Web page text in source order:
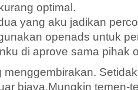
optimal.
yang aku jadikan
openads untuk
di aprove sama pihak
biaya.Mungkin temen-